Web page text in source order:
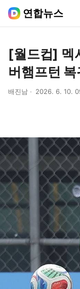
연합뉴스
[월드컵] 멕
버햄프턴
배진남 2026. 6. 10.